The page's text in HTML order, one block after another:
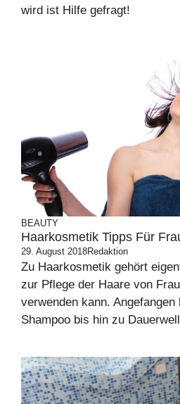
wird ist Hilfe gefragt!
BEAUTY
Haarkosmetik Tipps Für
29. August 2018Redaktion
Zu Haarkosmetik gehört
zur Pflege der Haare von
verwenden kann.
Shampoo bis hin zu